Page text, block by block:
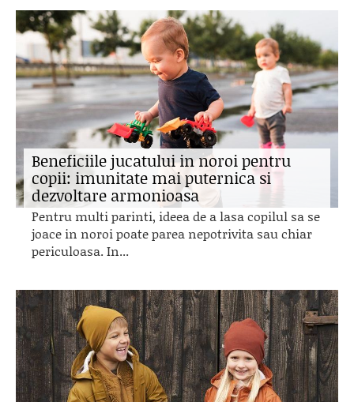
Beneficiile jucatului in noroi pentru
copii: imunitate mai puternica si
dezvoltare armonioasa
Pentru multi parinti, ideea de a lasa copilul sa se
joace in noroi poate parea nepotrivita sau chiar
periculoasa. In...